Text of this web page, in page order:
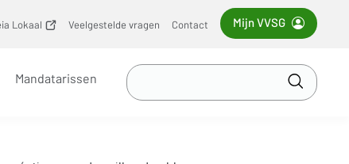
Lokaal
(opent
Veelgestelde vragen Contact Mijn VVSG
Mandatarissen
Zoek
in